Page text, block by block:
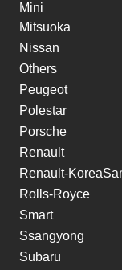
Mini
Mitsuoka
Nissan
Others
Peugeot
Polestar
Porsche
Renault
Renault-
Rolls-Royce
Smart
Ssangyong
Subaru